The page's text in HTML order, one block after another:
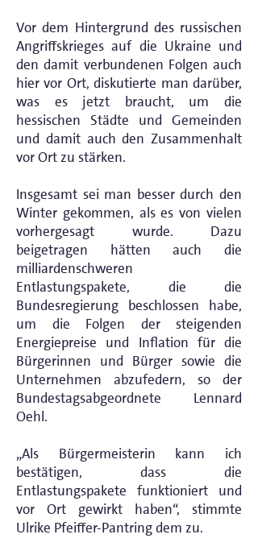
Vor dem Hintergrund des russischen
Angriffskrieges auf die Ukraine und
den damit verbundenen Folgen auch
hier vor Ort, diskutierte man darüber,
was es jetzt braucht, um die
hessischen Städte und Gemeinden
und damit auch den Zusammenhalt
vor Ort zu stärken.
Insgesamt sei man besser durch den
Winter gekommen, als es von vielen
vorhergesagt wurde. Dazu
beigetragen hätten auch die
milliardenschweren
Entlastungspakete, die die
Bundesregierung beschlossen habe,
um die Folgen der steigenden
Energiepreise und Inflation für die
Bürgerinnen und Bürger sowie die
Unternehmen abzufedern, so der
Bundestagsabgeordnete Lennard
Oehl.
„Als Bürgermeisterin kann ich
bestätigen, dass die
Entlastungspakete funktioniert und
vor Ort gewirkt haben“, stimmte
Ulrike Pfeiffer-Pantring dem zu.